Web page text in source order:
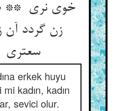
خوی نری **
زن گردد آن
سعتری
erkek huyu
kadın, kadın
sevici olur.